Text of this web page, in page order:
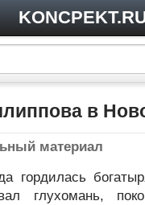
в
материал
гордилась
глухомань,